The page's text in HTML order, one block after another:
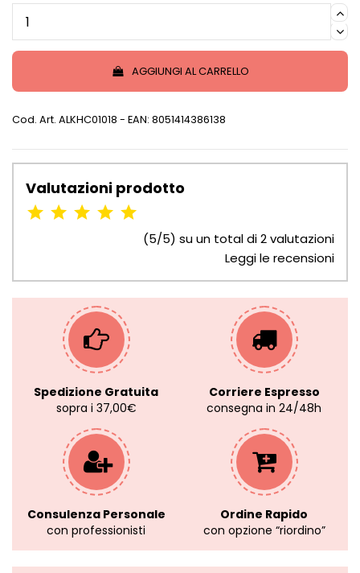
AGGIUNGI AL CARRELLO
Cod. Art. ALKHC01018 - EAN: 8051414386138
Valutazioni prodotto
(5/5) su un total di 2 valutazioni
Leggi le recensioni
Spedizione Gratuita
sopra i 37,00€
Corriere Espresso
consegna in 24/48h
Consulenza Personale
con professionisti
Ordine Rapido
con opzione “riordino”